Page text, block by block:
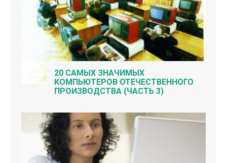
20 САМЫХ ЗНАЧИМЫХ
КОМПЬЮТЕРОВ ОТЕЧЕСТВЕННОГО
ПРОИЗВОДСТВА (ЧАСТЬ 3)